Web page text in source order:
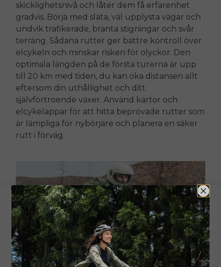
skicklighetsnivå och låter dem få erfarenhet
gradvis. Börja med släta, väl upplysta vägar och
undvik trafikerade, branta stigningar och svår
terräng. Sådana rutter ger bättre kontroll över
elcykeln och minskar risken för olyckor. Den
optimala längden på de första turerna är upp
till 20 km med tiden, du kan öka distansen allt
eftersom din uthållighet och ditt
självförtroende växer. Använd kartor och
elcykelappar för att hitta beprövade rutter som
är lämpliga för nybörjare och planera en säker
rutt i förväg.